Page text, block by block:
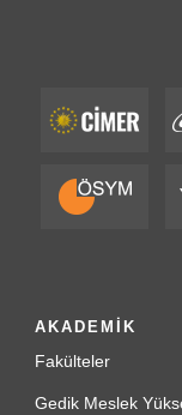
AKADEMİK
Fakülteler
Gedik Meslek